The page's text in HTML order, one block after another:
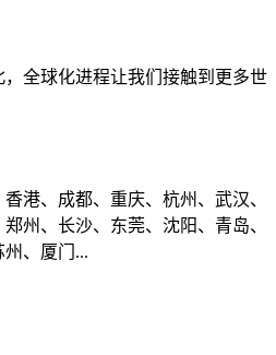
全球化进程让我们接触到更多世
港、成都、重庆、杭州、武汉、
州、长沙、东莞、沈阳、青岛、
、厦门...